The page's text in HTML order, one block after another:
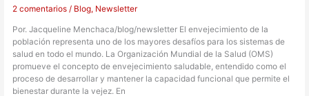
2 comentarios / Blog, Newsletter
Por. Jacqueline Menchaca/blog/newsletter El envejecimiento de la
población representa uno de los mayores desafíos para los sistemas de
salud en todo el mundo. La Organización Mundial de la Salud (OMS)
promueve el concepto de envejecimiento saludable, entendido como el
proceso de desarrollar y mantener la capacidad funcional que permite el
bienestar durante la vejez. En